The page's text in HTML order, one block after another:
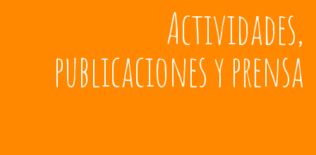
Actividades,
publicaciones y prensa